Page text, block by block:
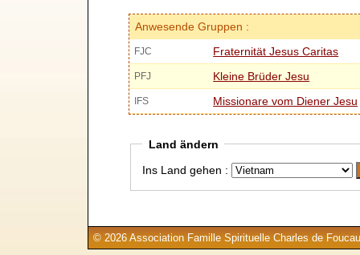
Anwesende Gruppen :
FJC Fraternität Jesus Caritas
PFJ Kleine Brüder Jesu
IFS Missionare vom Diener Jesu
Land ändern
Ins Land gehen :
© 2026 Association Famille Spirituelle Charles de